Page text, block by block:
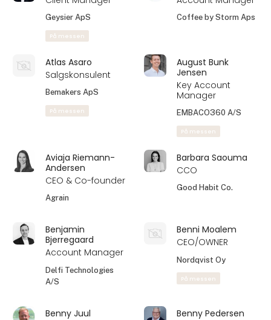
Hämmerli &
Zurbriggen
På messen
DeJong Cheese
Arjanna ten Wolde
Sales Assistant
FrieslandCampina
Arjanna ten Wolde
Sales Assistant
Chocomel c/o
FrieslandCampina
Consumer Dairy
Asger Emborg
Client Manager
Aske Storm Fribæk
Account Manager
Coffee by Storm Aps
Atlas Asaro
Salgskonsulent
På messen
August Bunk
Jensen
Key Account
Manager
EMBACO360 A/S